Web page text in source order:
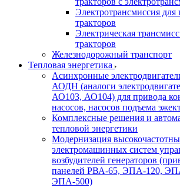
Электротрансмиссия для
тракторов
Электрическая
тракторов
Железнодорожный транспорт
Тепловая энергетика
Асинхронные
АОДН (аналоги
АО103, АО104) для привода
насосов, насосов подъема
Комплексные решения и
тепловой энергетики
Модернизация
электромашинных систем
возбудителей генераторов
панелей РВА-65, ЭПА-120,
ЭПА-500)